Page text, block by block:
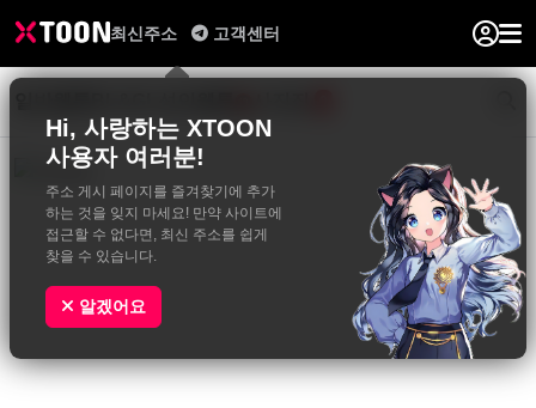
최신주소
Hi, 사랑하는 XTOON
사용자 여러분!
주소 게시 페이지를 즐겨찾기에 추가
하는 것을 잊지 마세요! 만약 사이트에
접근할 수 없다면, 최신 주소를 쉽게
찾을 수 있습니다.
알겠어요
고객센터